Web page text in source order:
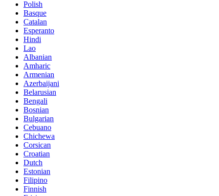
Polish
Basque
Catalan
Esperanto
Hindi
Lao
Albanian
Amharic
Armenian
Azerbaijani
Belarusian
Bengali
Bosnian
Bulgarian
Cebuano
Chichewa
Corsican
Croatian
Dutch
Estonian
Filipino
Finnish